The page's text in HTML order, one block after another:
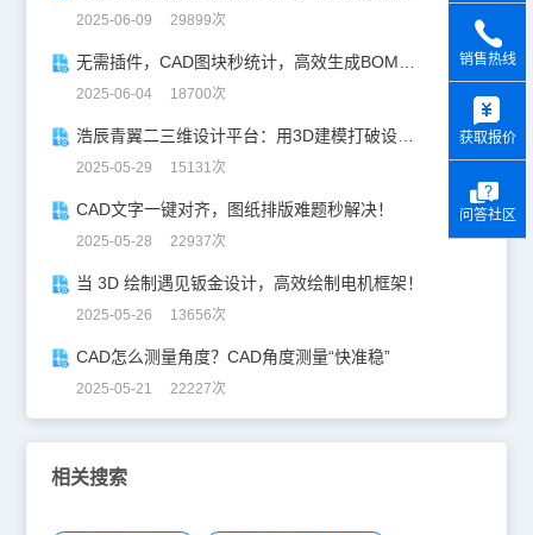
2025-06-09 29899次
无需插件，CAD图块秒统计，高效生成BOM表！
2025-06-04 18700次
浩辰青翼二三维设计平台：用3D建模打破设计边界
2025-05-29 15131次
CAD文字一键对齐，图纸排版难题秒解决！
2025-05-28 22937次
当 3D 绘制遇见钣金设计，高效绘制电机框架！
2025-05-26 13656次
CAD怎么测量角度？CAD角度测量“快准稳”
2025-05-21 22227次
相关搜索
销售热线
获取报价
问答社区